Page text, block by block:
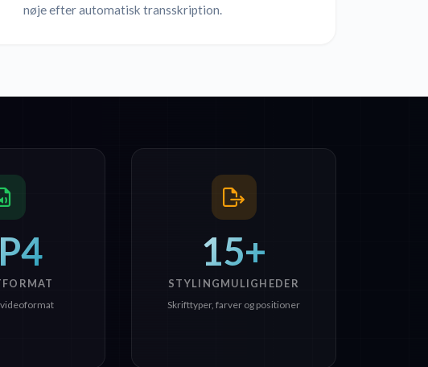
nøje efter automatisk transskription.
15+
STYLINGMULIGHEDER
Skrifttyper, farver og positioner